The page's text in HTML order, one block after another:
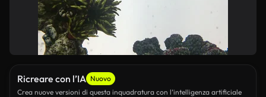
Ricreare con l’IA Nuovo
Crea nuove versioni di questa inquadratura con l’intelligenza artificiale